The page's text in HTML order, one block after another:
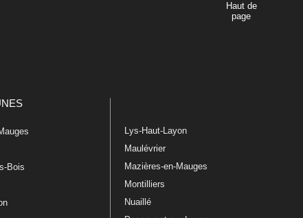
Haut de
page
Bois
Lys-Haut-Layon
Maulévrier
Mazières-en-Mauges
Montilliers
Nuaillé